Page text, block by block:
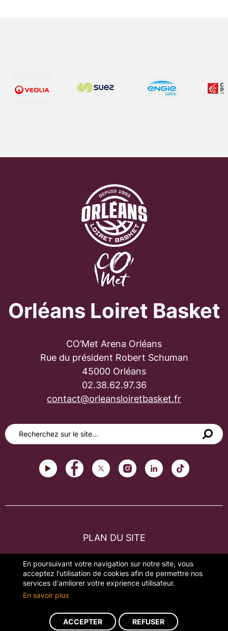
En poursuivant votre navigation sur notre site, vous
acceptez l'utilisation de cookies afin de permettre nos
services d'amliorer votre exprience utilisateur.
En savoir plus
ACCEPTER REFUSER
Orléans Loiret Basket
CO’Met Arena Orléans
Rue du président Robert Schuman
45000 Orléans
02.38.62.97.36
contact@orleansloiretbasket.fr
PLAN DU SITE
MENTIONS LÉGALES
GESTION DES COOKIES
Réalisation du site : ads-COM